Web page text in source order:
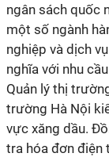
ngân sách quốc
một số ngành
nghiệp và dịch
nghĩa với nhu
Quản lý thị
trường Hà Nội
vực xăng dầu.
tra hóa đơn điện